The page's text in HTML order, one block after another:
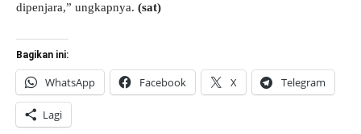
dipenjara,” ungkapnya. (sat)
Bagikan ini:
WhatsApp Facebook X Telegram
Lagi